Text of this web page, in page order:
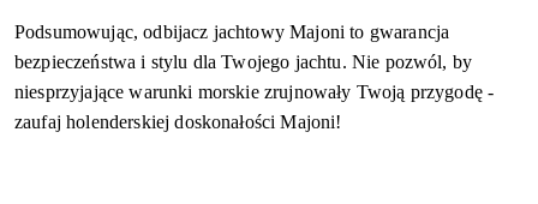
Podsumowując, odbijacz jachtowy Majoni to gwarancja
bezpieczeństwa i stylu dla Twojego jachtu. Nie pozwól, by
niesprzyjające warunki morskie zrujnowały Twoją przygodę -
zaufaj holenderskiej doskonałości Majoni!